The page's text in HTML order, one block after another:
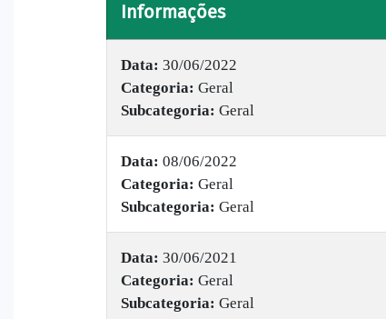
Informações
Data: 30/06/2022
Categoria: Geral
Subcategoria: Geral
Data: 08/06/2022
Categoria: Geral
Subcategoria: Geral
Data: 30/06/2021
Categoria: Geral
Subcategoria: Geral